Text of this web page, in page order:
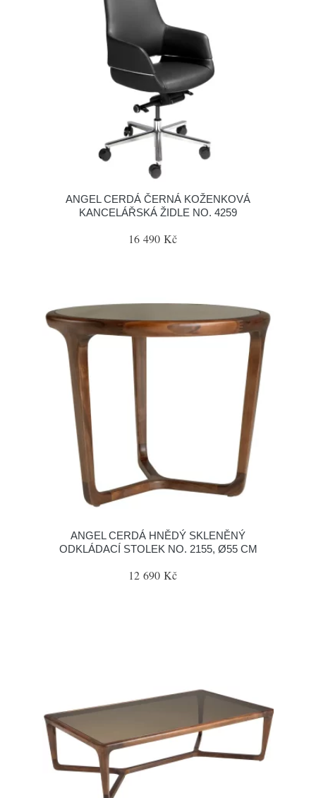
ANGEL CERDÁ ČERNÁ KOŽENKOVÁ
KANCELÁŘSKÁ ŽIDLE NO. 4259
16 490 Kč
ANGEL CERDÁ HNĚDÝ SKLENĚNÝ
ODKLÁDACÍ STOLEK NO. 2155, Ø55 CM
12 690 Kč